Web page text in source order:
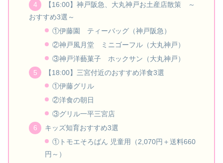
【16:00】神戸阪急、大丸神戸お土産店散策 ～
おすすめ3選～
①伊藤園 ティーバッグ（神戸阪急）
②神戸風月堂 ミニゴーフル（大丸神戸）
③神戸洋藝菓子 ホックサン（大丸神戸）
【18:00】三宮付近のおすすめ洋食3選
①伊藤グリル
②洋食の朝日
③グリル一平三宮店
キッズ知育おすすめ3選
①トモエそろばん 児童用（2,070円＋送料660
円～）